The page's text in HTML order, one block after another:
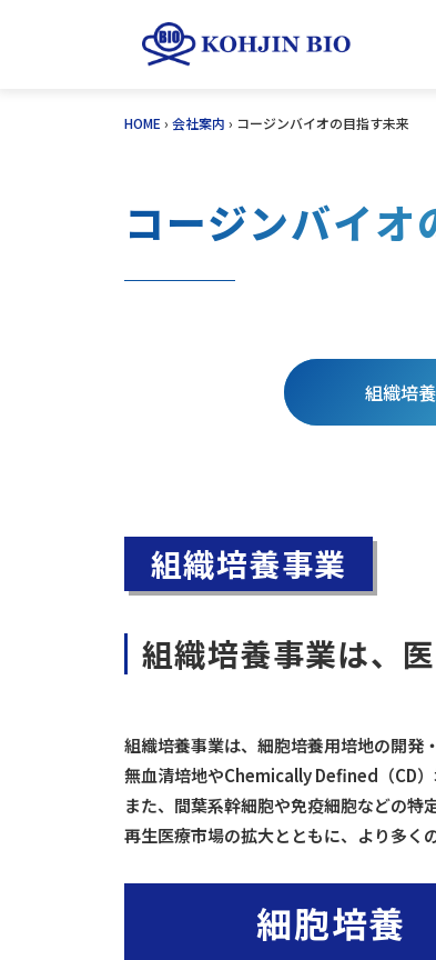
HOME › 会社案内 › コージンバイオの目指す未来
コージンバイオ
組織培
組織培養事業
組織培養事業は、
組織培養事業は、細胞培養用培地の開発
無血清培地やChemically Defined（CD）
また、間葉系幹細胞や免疫細胞などの特
再生医療市場の拡大とともに、より多く
細胞培養